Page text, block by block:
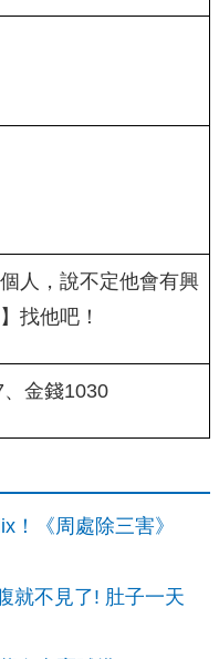
人，說不定他會有興
找他吧！
金錢1030
！《周處除三害》
就不見了! 肚子一天